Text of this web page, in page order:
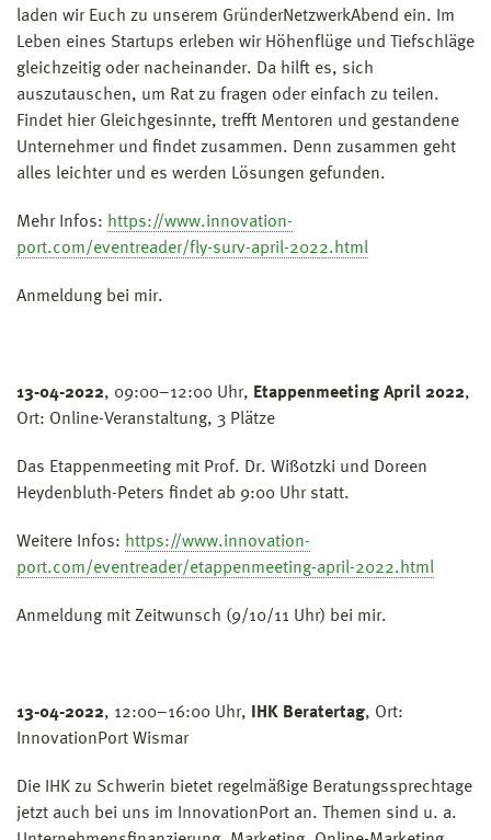
laden wir Euch zu unserem GründerNetzwerkAbend ein. Im
Leben eines Startups erleben wir Höhenflüge und Tiefschläge
gleichzeitig oder nacheinander. Da hilft es, sich
auszutauschen, um Rat zu fragen oder einfach zu teilen.
Findet hier Gleichgesinnte, trefft Mentoren und gestandene
Unternehmer und findet zusammen. Denn zusammen geht
alles leichter und es werden Lösungen gefunden.
Mehr Infos: https://www.innovation-
port.com/eventreader/fly-surv-april-2022.html
Anmeldung bei mir.
13-04-2022, 09:00–12:00 Uhr, Etappenmeeting April 2022,
Ort: Online-Veranstaltung, 3 Plätze
Das Etappenmeeting mit Prof. Dr. Wißotzki und Doreen
Heydenbluth-Peters findet ab 9:00 Uhr statt.
Weitere Infos: https://www.innovation-
port.com/eventreader/etappenmeeting-april-2022.html
Anmeldung mit Zeitwunsch (9/10/11 Uhr) bei mir.
13-04-2022, 12:00–16:00 Uhr, IHK Beratertag, Ort:
InnovationPort Wismar
Die IHK zu Schwerin bietet regelmäßige Beratungssprechtage
jetzt auch bei uns im InnovationPort an. Themen sind u. a.